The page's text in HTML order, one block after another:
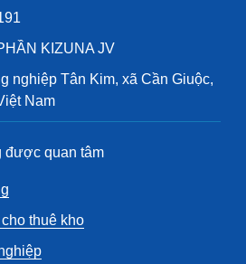
KIZUNA JV
nghiệp Tân Kim, xã Cần Giuộc,
Nam
được quan tâm
thuê kho